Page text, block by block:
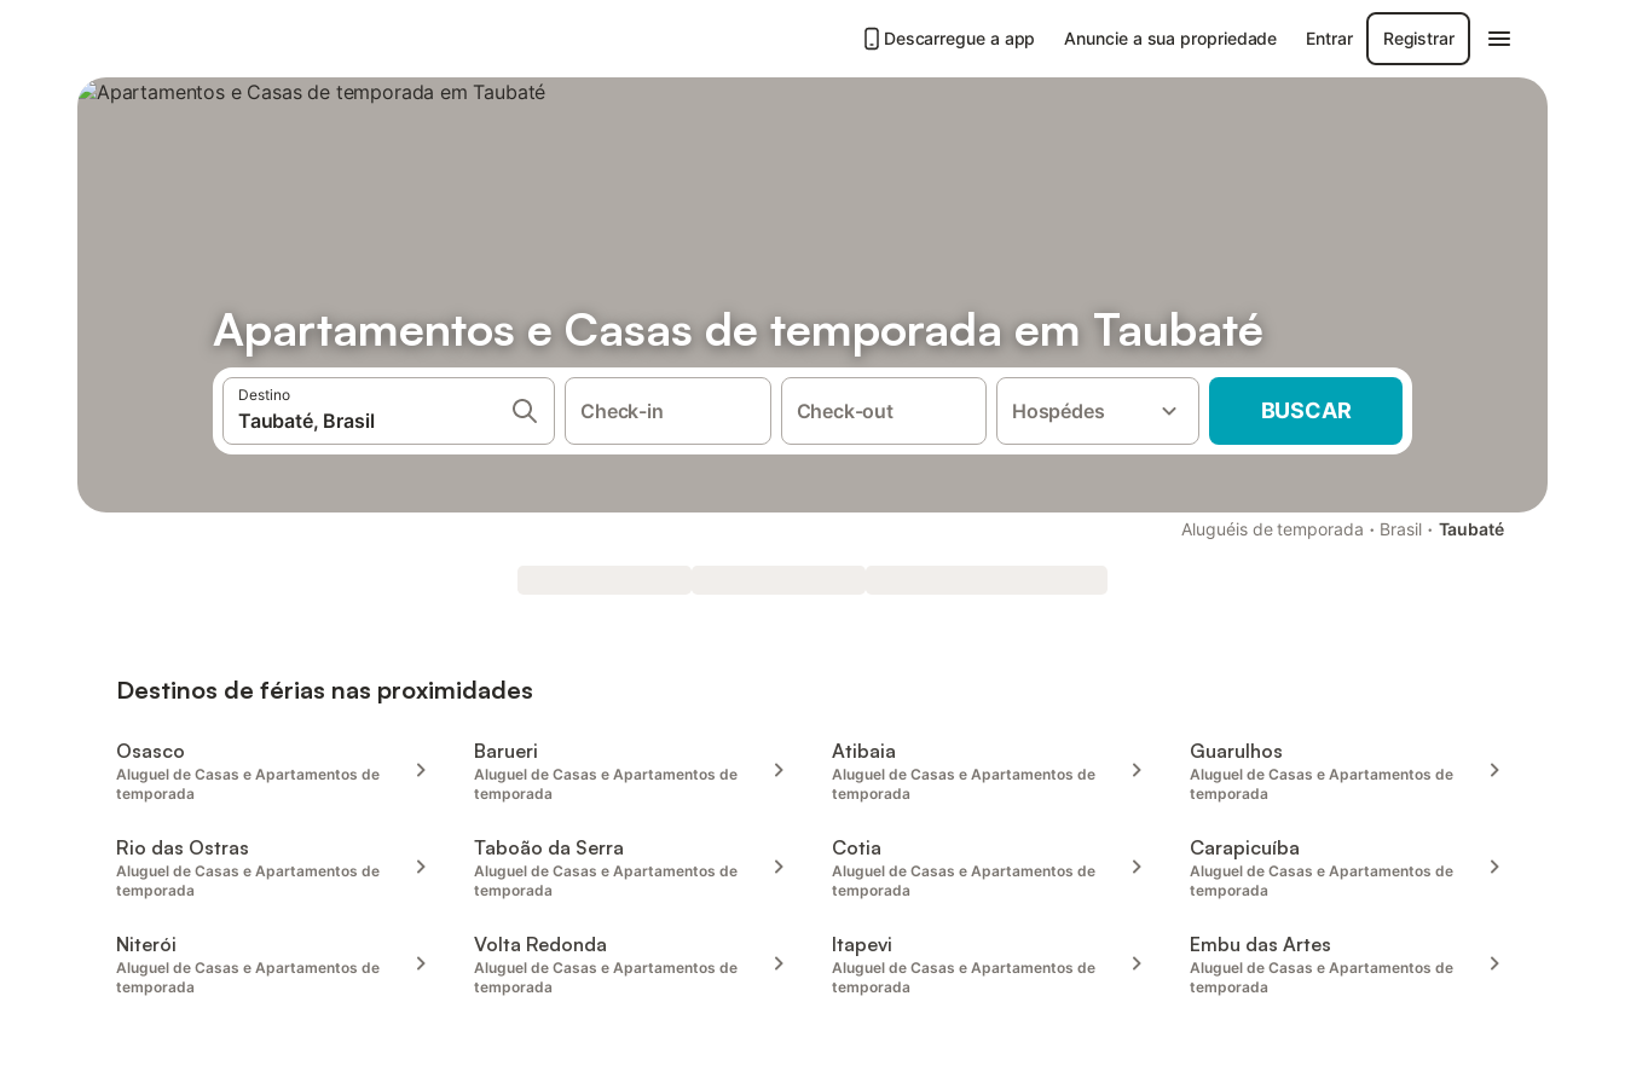
Descarregue a app Anuncie a sua propriedade Entrar Registrar
Apartamentos e Casas de temporada em Taubaté
Destino
Check-in Check-out Hospédes BUSCAR
Aluguéis de temporada · Brasil · Taubaté
Destinos de férias nas proximidades
Osasco
Aluguel de Casas e Apartamentos de
temporada
Barueri
Aluguel de Casas e Apartamentos de
temporada
Atibaia
Aluguel de Casas e Apartamentos de
temporada
Guarulhos
Aluguel de Casas e Apartamentos de
temporada
Rio das Ostras
Aluguel de Casas e Apartamentos de
temporada
Taboão da Serra
Aluguel de Casas e Apartamentos de
temporada
Cotia
Aluguel de Casas e Apartamentos de
temporada
Carapicuíba
Aluguel de Casas e Apartamentos de
temporada
Niterói
Aluguel de Casas e Apartamentos de
temporada
Volta Redonda
Aluguel de Casas e Apartamentos de
temporada
Itapevi
Aluguel de Casas e Apartamentos de
temporada
Embu das Artes
Aluguel de Casas e Apartamentos de
temporada